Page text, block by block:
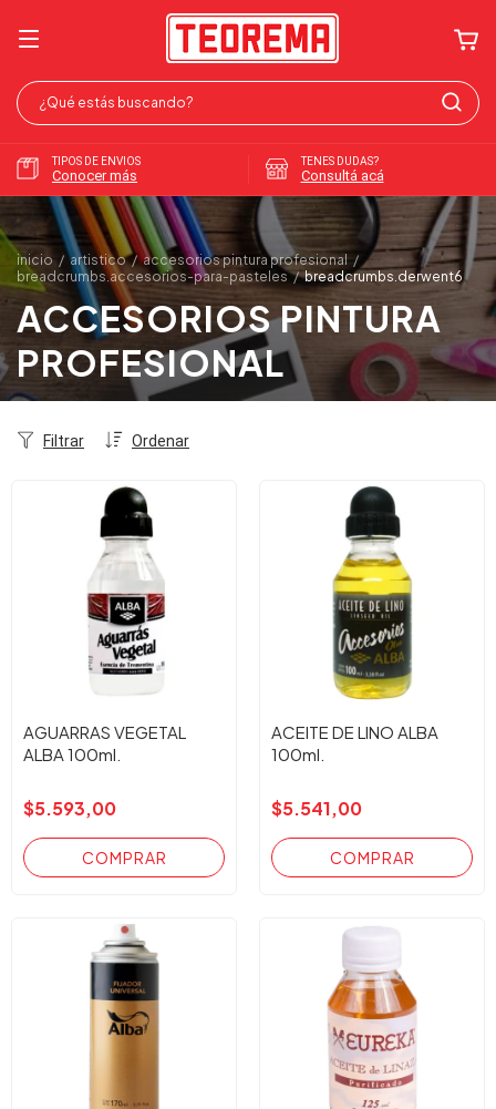
TIPOS DE ENVIOS
Conocer más
TENES DUDAS?
Consultá acá
inicio / artistico / accesorios pintura profesional /
breadcrumbs.accesorios-para-pasteles / breadcrumbs.derwent6
ACCESORIOS PINTURA
PROFESIONAL
Ordenar
Filtrar
AGUARRAS VEGETAL
ALBA 100ml.
$5.593,00
ACEITE DE LINO ALBA
100ml.
$5.541,00